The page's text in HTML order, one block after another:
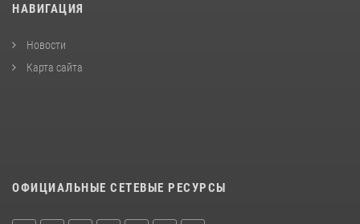
НАВИГАЦИЯ
Новости
Карта сайта
ОФИЦИАЛЬНЫЕ СЕТЕВЫЕ РЕСУРСЫ